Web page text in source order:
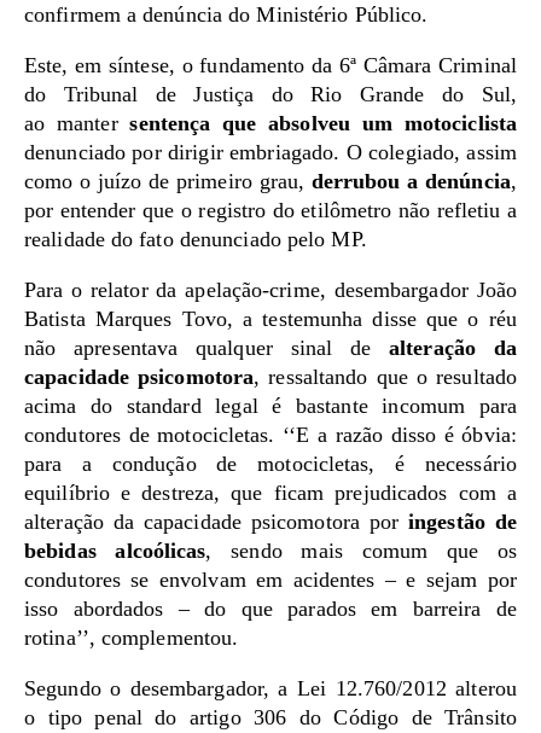
confirmem a denúncia do Ministério Público.
Este, em síntese, o fundamento da 6ª Câmara Criminal
do Tribunal de Justiça do Rio Grande do Sul,
ao mantersentença que absolveu um motociclista
denunciado por dirigir embriagado. O colegiado, assim
como o juízo de primeiro grau, derrubou a denúncia,
por entender que o registro do etilômetro não refletiu a
realidade do fato denunciado pelo MP.
Para o relator da apelação-crime, desembargador João
Batista Marques Tovo, a testemunha disse que o réu
não apresentava qualquer sinal dealteração da
capacidade psicomotora, ressaltando que o resultado
acima do standard legal é bastante incomum para
condutores de motocicletas. ‘‘E a razão disso é óbvia:
para a condução de motocicletas, é necessário
equilíbrio e destreza, que ficam prejudicados com a
alteração da capacidade psicomotora poringestão de
bebidas alcoólicas, sendo mais comum que os
condutores se envolvam em acidentes – e sejam por
isso abordados – do que parados em barreira de
rotina’’, complementou.
Segundo o desembargador, a Lei 12.760/2012 alterou
o tipo penal do artigo 306 do Código de Trânsito